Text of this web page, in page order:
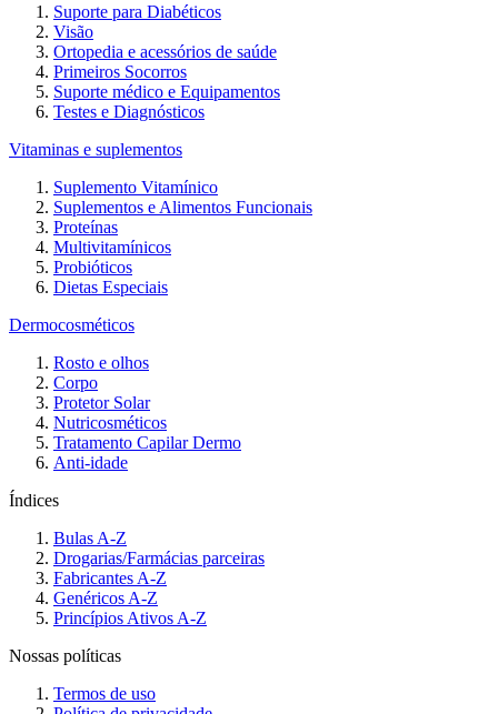
Suporte para Diabéticos
Visão
Ortopedia e acessórios de saúde
Primeiros Socorros
Suporte médico e Equipamentos
Testes e Diagnósticos
Vitaminas e suplementos
Suplemento Vitamínico
Suplementos e Alimentos Funcionais
Proteínas
Multivitamínicos
Probióticos
Dietas Especiais
Dermocosméticos
Rosto e olhos
Corpo
Protetor Solar
Nutricosméticos
Tratamento Capilar Dermo
Anti-idade
Índices
Bulas A-Z
Drogarias/Farmácias parceiras
Fabricantes A-Z
Genéricos A-Z
Princípios Ativos A-Z
Nossas políticas
Termos de uso